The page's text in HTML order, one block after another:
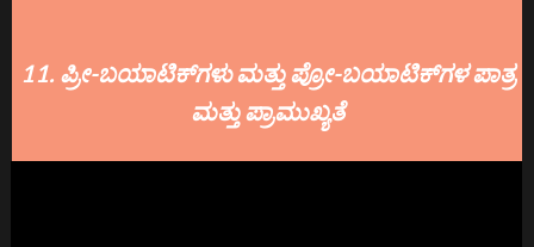
11. ಪ್ರೀ-ಬಯಾಟಿಕ್‌ಗಳು ಮತ್ತು ಪ್ರೋ-ಬಯಾಟಿಕ್‌ಗಳ ಪಾತ್ರ
ಮತ್ತು ಪ್ರಾಮುಖ್ಯತೆ